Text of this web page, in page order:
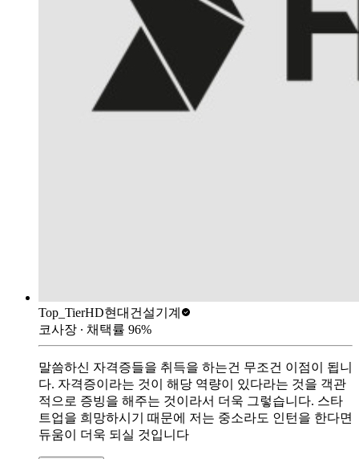
Top_TierHD현대건설기계
코사장 ∙ 채택률 96%
말씀하신 자격증들을 취득을 하는건 무조건 이점이 됩니
다. 자격증이라는 것이 해당 역량이 있다라는 것을 객관
적으로 증빙을 해주는 것이라서 더욱 그렇습니다. 스타
트업을 희망하시기 때문에 저는 중소라도 인턴을 한다면
듀움이 더욱 되실 것입니다